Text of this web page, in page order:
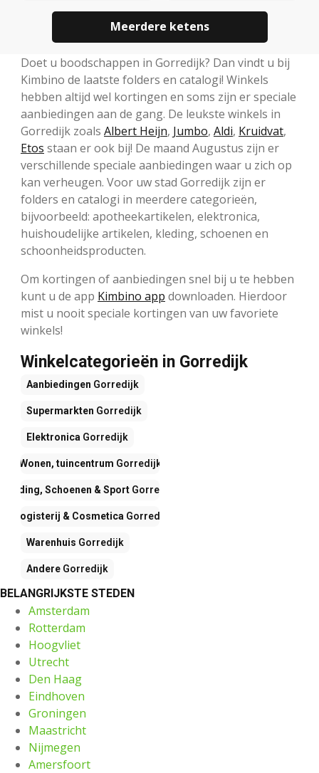
Meerdere ketens
Doet u boodschappen in Gorredijk? Dan vindt u bij
Kimbino de laatste folders en catalogi! Winkels
hebben altijd wel kortingen en soms zijn er speciale
aanbiedingen aan de gang. De leukste winkels in
Gorredijk zoals Albert Heijn, Jumbo, Aldi, Kruidvat,
Etos staan er ook bij! De maand Augustus zijn er
verschillende speciale aanbiedingen waar u zich op
kan verheugen. Voor uw stad Gorredijk zijn er
folders en catalogi in meerdere categorieën,
bijvoorbeeld: apotheekartikelen, elektronica,
huishoudelijke artikelen, kleding, schoenen en
schoonheidsproducten.
Om kortingen of aanbiedingen snel bij u te hebben
kunt u de app Kimbino app downloaden. Hierdoor
mist u nooit speciale kortingen van uw favoriete
winkels!
Winkelcategorieën in Gorredijk
Aanbiedingen Gorredijk
Supermarkten Gorredijk
Elektronica Gorredijk
Wonen, tuincentrum Gorredijk
Kleding, Schoenen & SportGorredijk
Drogisterij & Cosmetica Gorredijk
Warenhuis Gorredijk
Andere Gorredijk
BELANGRIJKSTE STEDEN
Amsterdam
Rotterdam
Hoogvliet
Utrecht
Den Haag
Eindhoven
Groningen
Maastricht
Nijmegen
Amersfoort